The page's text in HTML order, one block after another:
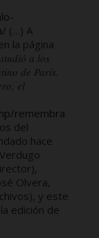
(…) A
la página
a los
de París.
el
remembra
del
hace
Olvera,
y este
edición de